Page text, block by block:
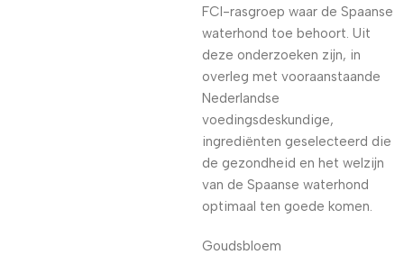
FCI-rasgroep waar de Spaanse
waterhond toe behoort. Uit
deze onderzoeken zijn, in
overleg met vooraanstaande
Nederlandse
voedingsdeskundige,
ingrediënten geselecteerd die
de gezondheid en het welzijn
van de Spaanse waterhond
optimaal ten goede komen.
Goudsbloem